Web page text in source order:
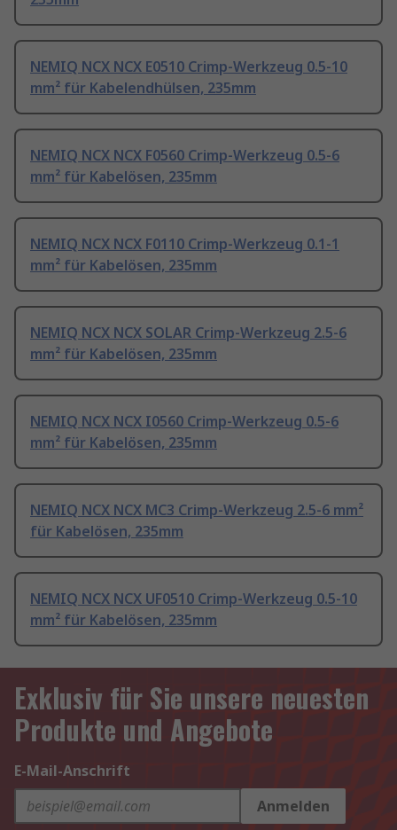
NEMIQ NCX NCX E0510 Crimp-Werkzeug 0.5-10
mm² für Kabelendhülsen, 235mm
NEMIQ NCX NCX F0560 Crimp-Werkzeug 0.5-6
mm² für Kabelösen, 235mm
NEMIQ NCX NCX F0110 Crimp-Werkzeug 0.1-1
mm² für Kabelösen, 235mm
NEMIQ NCX NCX SOLAR Crimp-Werkzeug 2.5-6
mm² für Kabelösen, 235mm
NEMIQ NCX NCX I0560 Crimp-Werkzeug 0.5-6
mm² für Kabelösen, 235mm
NEMIQ NCX NCX MC3 Crimp-Werkzeug 2.5-6 mm²
für Kabelösen, 235mm
NEMIQ NCX NCX UF0510 Crimp-Werkzeug 0.5-10
mm² für Kabelösen, 235mm
Exklusiv für Sie unsere neuesten
Produkte und Angebote
E-Mail-Anschrift
Anmelden